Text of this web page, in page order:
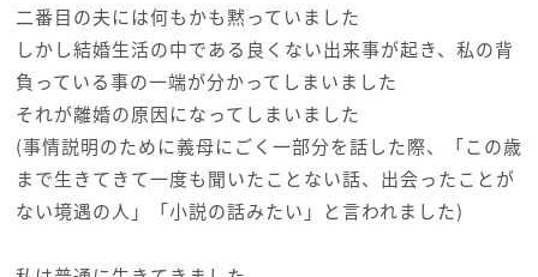
二番目の夫には何もかも黙っていました
しかし結婚生活の中である良くない出来事が起き、私の背
負っている事の一端が分かってしまいました
それが離婚の原因になってしまいました
(事情説明のために義母にごく一部分を話した際、「この歳
まで生きてきて一度も聞いたことない話、出会ったことが
ない境遇の人」「小説の話みたい」と言われました)